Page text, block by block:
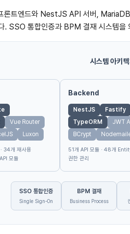
론트엔드와 NestJS API 서버,
. SSO 통합인증과 BPM 결재 시스템을
시스템 아키텍
Vue Router
Luxon
34개 재사용
모듈
Backend
NestJS
Fastify
TypeORM
JWT
BCrypt
51개 API 모듈 · 48개
권한 관리
SSO 통합인증
Single Sign-On
BPM 결재
Business Process